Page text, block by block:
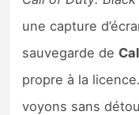
une capture
sauvegarde de
propre à la
voyons sans